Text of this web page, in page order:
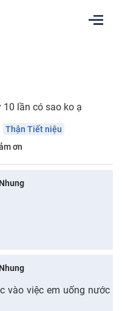
lần có sao ko ạ
Thận Tiết niệu
ơn
vào việc em uống nước